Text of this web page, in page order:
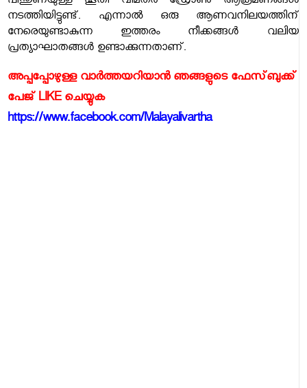
നടത്തിയിട്ടുണ്ട്. എന്നാല്‍ ഒരു ആണവനിലയത്തിന്
നേരെയുണ്ടാകുന്ന ഇത്തരം നീക്കങ്ങള്‍ വലിയ
പ്രത്യാഘാതങ്ങള്‍ ഉണ്ടാക്കുന്നതാണ്.
അപ്പപ്പോഴുള്ള വാര്‍ത്തയറിയാന്‍ ഞങ്ങളുടെ ഫേസ്‌ബുക്ക്‌
പേജ് LIKE ചെയ്യുക
https://www.facebook.com/Malayalivartha